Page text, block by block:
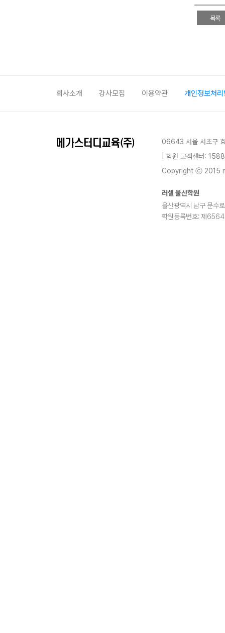
목록
회사소개 강사모집 이용약관 개인정보처
06643 서울 서초구
| 학원 고객센터:
Copyright ⓒ 2015
러셀 울산학원
울산광역시 남구 문
학원등록번호: 제6564